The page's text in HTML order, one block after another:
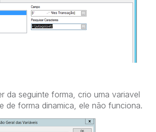
da seguinte forma, crio uma variavel
de forma dinamica, ele não funciona.